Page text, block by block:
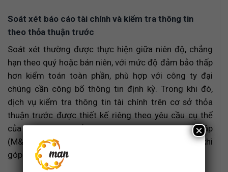
Soát xét báo cáo tài chính và kiểm tra thông tin
theo thỏa thuận trước
Soát xét thường được thực hiện giữa niên độ, chẳng
hạn theo quý hoặc bán niên, với mức độ đảm bảo thấp
hơn kiểm toán toàn phần, phù hợp với công ty đại
chúng cần công bố thông tin định kỳ. Trong khi đó,
dịch vụ kiểm tra thông tin tài chính trên cơ sở thỏa
thuận trước được thiết kế riêng theo yêu cầu cụ thể
của khách hàng, chẳng hạn phục vụ mua bán sáp nhập
(M&A) hoặc thẩm định giá trị doanh nghiệp trước khi
góp vốn.
×